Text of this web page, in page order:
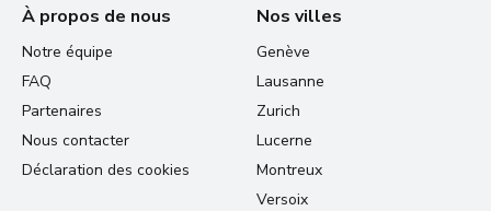
À propos de nous
Notre équipe
FAQ
Partenaires
Nous contacter
Déclaration des cookies
Nos villes
Genève
Lausanne
Zurich
Lucerne
Montreux
Versoix